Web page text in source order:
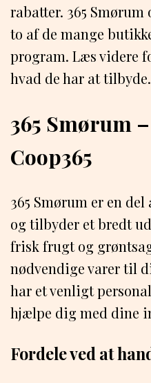
rabatter. 365 Smørum
to af de mange
program. Læs videre
hvad de har at tilbyde.
365 Smørum
Coop365
365 Smørum er en
og tilbyder et bredt
frisk frugt og
nødvendige varer til
har et venligt
hjælpe dig med dine
Fordele ved at